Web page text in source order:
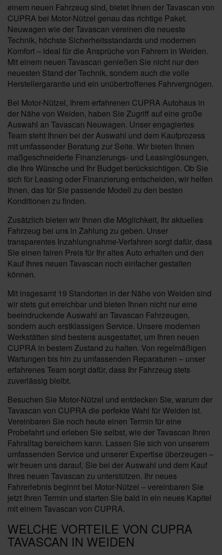
einem neuen Fahrzeug sind, bietet Ihnen der Tavascan von
CUPRA bei Motor-Nützel genau das richtige Paket.
Neuwagen wie der Tavascan vereinen die neueste
Technik, höchste Sicherheitsstandards und modernen
Komfort – ideal für die Ansprüche von Fahrern in Weiden.
Mit einem neuen Tavascan genießen Sie nicht nur den
neuesten Stand der Technik, sondern auch die volle
Herstellergarantie und ein unübertroffenes Fahrvergnügen.
Bei Motor-Nützel, Ihrem erfahrenen CUPRA Autohaus in
der Nähe von Weiden, haben Sie Zugriff auf eine große
Auswahl an Tavascan Neuwagen. Unser engagiertes
Team steht Ihnen bei der Auswahl und dem Kaufprozess
mit umfassender Beratung zur Seite. Wir bieten Ihnen
maßgeschneiderte Finanzierungs- und Leasinglösungen,
die Ihre Wünsche und Ihr Budget berücksichtigen. Ob Sie
sich für Leasing oder Finanzierung entscheiden, wir helfen
Ihnen, das für Sie passende Modell zu den besten
Konditionen zu finden.
Zusätzlich bieten wir Ihnen die Möglichkeit, Ihr aktuelles
Fahrzeug bei uns in Zahlung zu geben. Unser
transparentes Inzahlungnahme-Verfahren sorgt dafür, dass
Sie einen fairen Preis für Ihr altes Auto erhalten und den
Kauf Ihres neuen Tavascan noch einfacher gestalten
können.
Mit insgesamt 19 Standorten in der Nähe von Weiden sind
wir stets gut erreichbar und bieten Ihnen nicht nur eine
beeindruckende Auswahl an Tavascan Fahrzeugen,
sondern auch erstklassigen Service. Unsere modernen
Werkstätten sind bestens ausgestattet, um Ihren neuen
CUPRA in bestem Zustand zu halten. Von regelmäßigen
Wartungen bis hin zu umfassenden Reparaturen – unser
erfahrenes Team sorgt dafür, dass Ihr Fahrzeug stets
zuverlässig bleibt.
Besuchen Sie Motor-Nützel und entdecken Sie, warum der
Tavascan von CUPRA die perfekte Wahl für Weiden ist.
Vereinbaren Sie noch heute einen Termin für eine
Probefahrt und erleben Sie selbst, wie der Tavascan Ihren
Fahralltag bereichern kann. Lassen Sie sich von unserem
umfassenden Service und unserer Expertise überzeugen –
wir freuen uns darauf, Sie bei der Auswahl und dem Kauf
Ihres neuen Tavascan zu unterstützen. Ihr neues
Fahrerlebnis beginnt bei Motor-Nützel – vereinbaren Sie
jetzt Ihren Termin und starten Sie bald in ein neues Kapitel
mit einem Tavascan von CUPRA.
WELCHE VORTEILE VON CUPRA
TAVASCAN IN WEIDEN